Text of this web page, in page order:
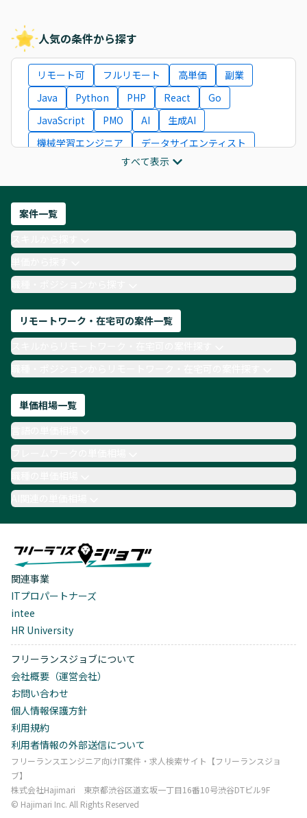
人気の条件から探す
リモート可 フルリモート 高単価
副業
Java
Python PHP React
Go
JavaScript
PMO AI
生成AI
機械学習エンジニア
データサイエンティスト
ITコンサルタント
フロントエンドエンジニア
ネットワークエンジニア
AIエンジニア
Webデザイナー
月収100万円 業務委託
COBOL
Ruby
TypeScript
Laravel AWS
すべて表示
案件一覧
単価から探す
職種・ポジションから探す
リモートワーク・在宅可の案件一覧
職種・ポジションからリモートワーク・在宅可の案件探す
単価相場一覧
職種の単価相場
AI関連の単価相場
関連事業
ITプロパートナーズ
intee
HR University
フリーランスジョブについて
会社概要（運営会社）
お問い合わせ
個人情報保護方針
利用規約
利用者情報の外部送信について
フリーランスエンジニア向けIT案件・求人検索サイト【フリーランスジョ
ブ】
株式会社Hajimari 東京都渋谷区道玄坂一丁目16番10号渋谷DTビル9F
©︎ Hajimari Inc. All Rights Reserved